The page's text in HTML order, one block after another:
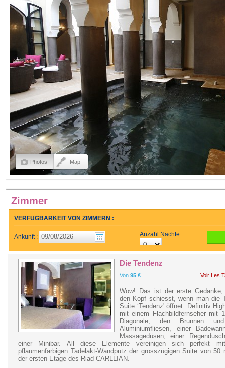
Photos Map
Zimmer
VERFÜGBARKEIT VON ZIMMERN :
Ankunft : Anzahl Nächte :
Die Tendenz
Von 95 € Voir Les
Wow! Das ist der erste
den Kopf schiesst, wenn man die
Suite ‘Tendenz' öffnet. Definitiv
mit einem Flachbildfernseher mit
Diagonale, den Brunnen
Aluminiumfliesen, einer
Massagedüsen, einer
einer Minibar. All diese Elemente vereinigen sich perfekt
pflaumenfarbigen Tadelakt-Wandputz der grosszügigen Suite von 50
der ersten Etage des Riad CARLLIAN.